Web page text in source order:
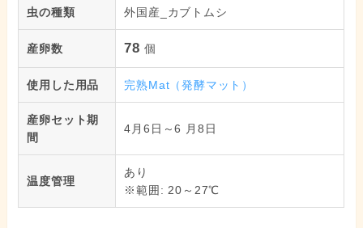
虫の種類 外国産_カブトムシ
産卵数 78 個
使用した用品 完熟Mat（発酵マット）
産卵セット期
間
4月6日～6 月8日
温度管理
あり
※範囲: 20～27℃